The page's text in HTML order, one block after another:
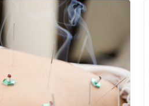
個室完備
」